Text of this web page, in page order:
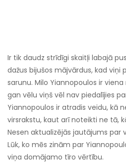
Ir tik daudz strīdīgi skaitļi labajā
dažus bijušos mājvārdus, kad viņi
sarunu. Milo Yiannopoulos ir
gan vēlu viņš vēl nav piedalījies
Yiannopoulos ir atradis veidu, kā
virsrakstu, kaut arī noteikti ne tā,
Nesen aktualizējās jautājums par
Lūk, ko mēs zinām par
viņa domājamo tīro vērtību.